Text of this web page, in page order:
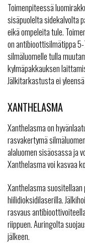
Toimenpiteessä
sisäpuolelta sidekalvolta
eikä ompeleita tule.
on antibioottisilmätippa
silmäluomelle tulla
kylmäpakkauksen
Jälkitarkastusta ei
XANTHELASMA
Xanthelasma on
rasvakertymä
alaluomen sisäosassa ja
Xanthelasma voi kasvaa
Xanthelasma
hiilidioksidilaserilla.
rasvaus
riippuen. Auringolta
jälkeen.